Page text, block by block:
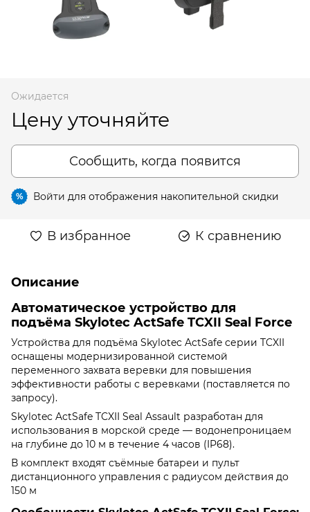
Ожидается
Цену уточняйте
Сообщить, когда появится
% Войти для отображения накопительной скидки
В избранное К сравнению
Описание
Автоматическое устройство для
подъёма Skylotec ActSafe TCXII Seal Force
Устройства для подъёма Skylotec ActSafe серии TCXII
оснащены модернизированной системой
переменного захвата веревки для повышения
эффективности работы с веревками (поставляется по
запросу).
Skylotec ActSafe TCXII Seal Assault разработан для
использования в морской среде — водонепроницаем
на глубине до 10 м в течение 4 часов (IP68).
В комплект входят съёмные батареи и пульт
дистанционного управления с радиусом действия до
150 м